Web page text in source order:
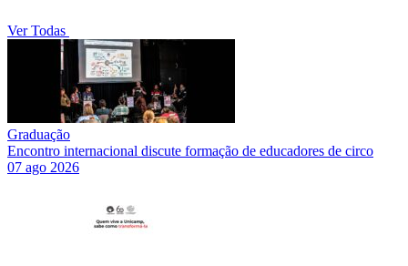
Ver Todas
Graduação
Encontro internacional discute formação de educadores de circo
07 ago 2026